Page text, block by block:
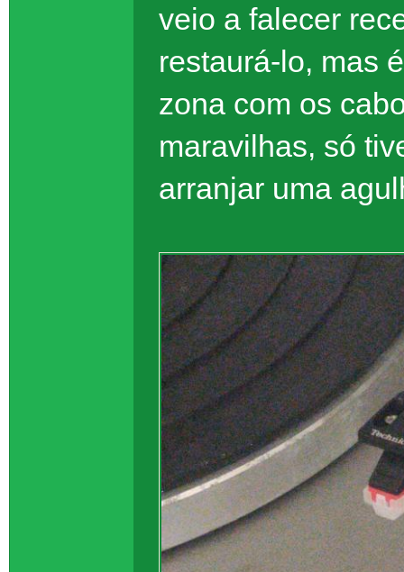
veio a falecer
restaurá-lo, mas
zona com os
maravilhas, só
arranjar uma